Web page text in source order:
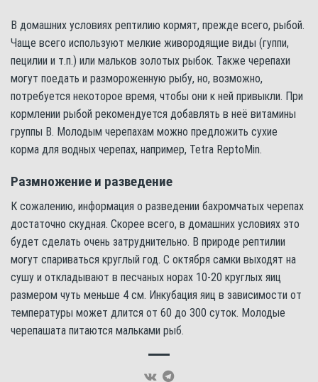
В домашних условиях рептилию кормят, прежде всего, рыбой.
Чаще всего используют мелкие живородящие виды (гуппи,
пецилии и т.п.) или мальков золотых рыбок. Также черепахи
могут поедать и размороженную рыбу, но, возможно,
потребуется некоторое время, чтобы они к ней привыкли. При
кормлении рыбой рекомендуется добавлять в неё витамины
группы В. Молодым черепахам можно предложить сухие
корма для водных черепах, например, Tetra ReptoMin.
Размножение и разведение
К сожалению, информация о разведении бахромчатых черепах
достаточно скудная. Скорее всего, в домашних условиях это
будет сделать очень затруднительно. В природе рептилии
могут спариваться круглый год. С октября самки выходят на
сушу и откладывают в песчаных норах 10-20 круглых яиц
размером чуть меньше 4 см. Инкубация яиц в зависимости от
температуры может длится от 60 до 300 суток. Молодые
черепашата питаются мальками рыб.